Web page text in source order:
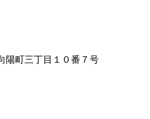
陽町三丁目１０番７号